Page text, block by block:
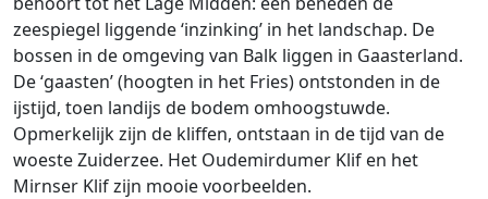
zeespiegel liggende ‘inzinking’ in het landschap. De
bossen in de omgeving van Balk liggen in Gaasterland.
De ‘gaasten’ (hoogten in het Fries) ontstonden in de
ijstijd, toen landijs de bodem omhoogstuwde.
Opmerkelijk zijn de kliffen, ontstaan in de tijd van de
woeste Zuiderzee. Het Oudemirdumer Klif en het
Mirnser Klif zijn mooie voorbeelden.